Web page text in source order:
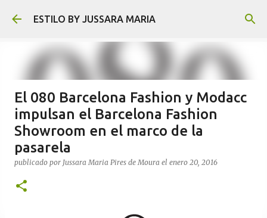
Ir al contenido principal
ESTILO BY JUSSARA MARIA
El 080 Barcelona Fashion y Modacc
impulsan el Barcelona Fashion
Showroom en el marco de la
pasarela
publicado por Jussara Maria Pires de Moura el enero 20, 2016